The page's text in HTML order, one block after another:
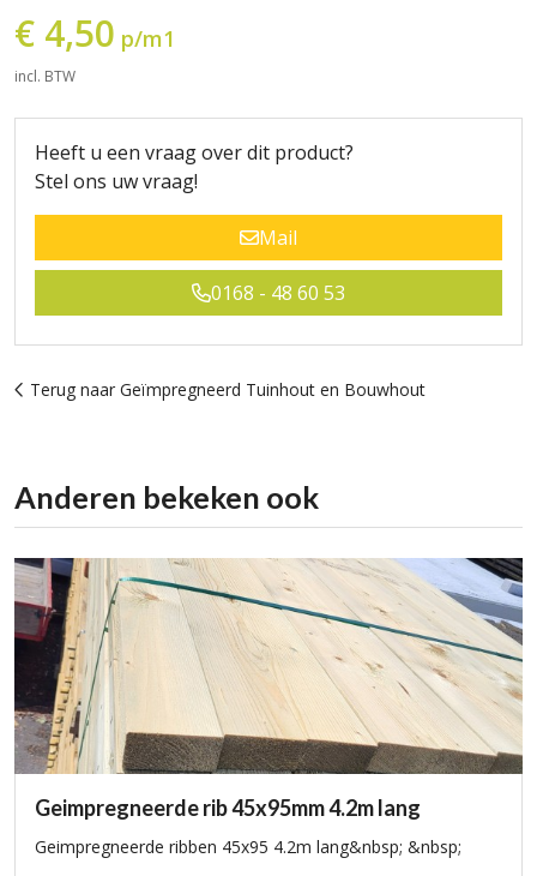
€ 4,50 p/m1
incl. BTW
Heeft u een vraag over dit product?
Stel ons uw vraag!
Mail
0168 - 48 60 53
Terug naar Geïmpregneerd Tuinhout en Bouwhout
Anderen bekeken ook
Geimpregneerde rib 45x95mm 4.2m lang
Geimpregneerde ribben 45x95 4.2m lang&nbsp; &nbsp;